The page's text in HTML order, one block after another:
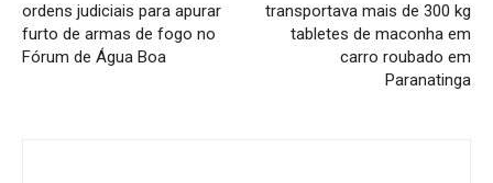
ordens judiciais para apurar
furto de armas de fogo no
Fórum de Água Boa
transportava mais de 300 kg
tabletes de maconha em
carro roubado em
Paranatinga